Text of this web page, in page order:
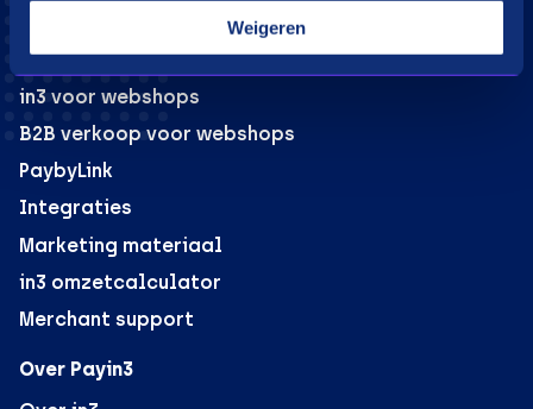
Weigeren
Moeite met betalen?
Webshops
in3 voor webshops
B2B verkoop voor webshops
PaybyLink
Integraties
Marketing materiaal
in3 omzetcalculator
Merchant support
Over Payin3